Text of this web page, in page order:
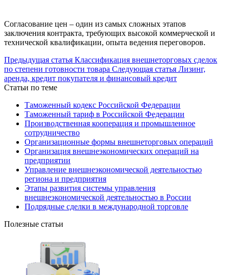
Согласование цен – один из самых сложных этапов
заключения контракта, требующих высокой коммерческой и
технической квалификации, опыта ведения переговоров.
Предыдущая статья Классификация внешнеторговых сделок
по степени готовности товара Следующая статья Лизинг,
аренда, кредит покупателя и финансовый кредит
Статьи по теме
Таможенный кодекс Российской Федерации
Таможенный тариф в Российской Федерации
Производственная кооперация и промышленное
сотрудничество
Организационные формы внешнеторговых операций
Организация внешнеэкономических операций на
предприятии
Управление внешнеэкономической деятельностью
региона и предприятия
Этапы развития системы управления
внешнеэкономической деятельностью в России
Подрядные сделки в международной торговле
Полезные статьи